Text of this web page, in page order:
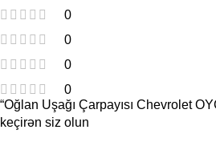
0
0
0
0
“Oğlan Uşağı Çarpayısı Chevrolet
keçirən siz olun